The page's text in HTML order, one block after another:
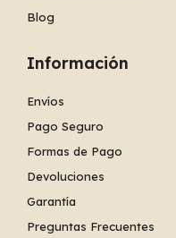
Blog
Información
Envíos
Pago Seguro
Formas de Pago
Devoluciones
Garantía
Preguntas Frecuentes